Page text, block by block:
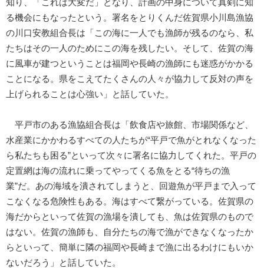
知り、「これは大変だ」となり、計画の中身について真剣に知
る機会にもなったという。署名をとりくんだ佐賀県小川島漁協
の川口安教組合長は「この海に一人でも漁師が残るのなら、私
たちはその一人のためにこの海を残したい。そして、佐賀の海
に風車が建つということは福岡や長崎の漁師にも迷惑がかかる
ことになる。県をこえてたくさんの人々が協力して反対の声を
上げられることは心強い」と話していた。
平戸市のある漁協組合長は「飲食店や旅館、市場関係など、
水産業にかかわるすべての人たちが“平戸で魚がとれなくなった
ら私たちも困る”といって次々に署名に協力してくれた。平戸の
定置網は海の流れに乗ってやってくる魚をとる“待ちの漁
業”だ。あの海域を潰されてしまうと、回遊魚が平戸まで入って
こなくなる危険性もある。海はすべて繋がっている。佐賀県の
海だからといって佐賀の漁場を潰しても、魚は佐賀県のもので
はない。佐賀の漁師も、自分たちの海で漁ができなくなったか
らといって、簡単に隣の福岡や長崎まで漁に出るわけにもいか
ないだろう」と話していた。